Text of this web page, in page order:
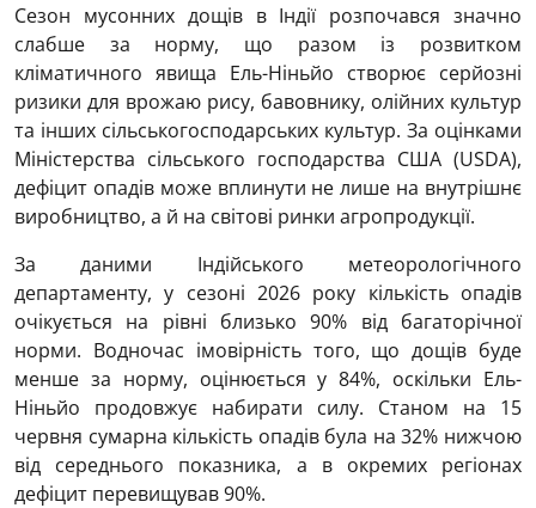
Сезон мусонних дощів в Індії розпочався значно
слабше за норму, що разом із розвитком
кліматичного явища Ель-Ніньйо створює серйозні
ризики для врожаю рису, бавовнику, олійних культур
та інших сільськогосподарських культур. За оцінками
Міністерства сільського господарства США (USDA),
дефіцит опадів може вплинути не лише на внутрішнє
виробництво, а й на світові ринки агропродукції.
За даними Індійського метеорологічного
департаменту, у сезоні 2026 року кількість опадів
очікується на рівні близько 90% від багаторічної
норми. Водночас імовірність того, що дощів буде
менше за норму, оцінюється у 84%, оскільки Ель-
Ніньйо продовжує набирати силу. Станом на 15
червня сумарна кількість опадів була на 32% нижчою
від середнього показника, а в окремих регіонах
дефіцит перевищував 90%.